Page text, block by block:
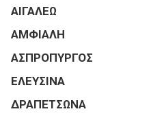
ΑΙΓΑΛΕΩ
ΑΜΦΙΑΛΗ
ΑΣΠΡΟΠΥΡΓΟΣ
ΕΛΕΥΣΙΝΑ
ΔΡΑΠΕΤΣΩΝΑ